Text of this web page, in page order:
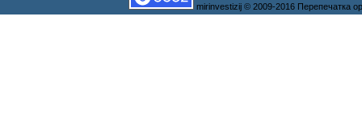
mirinvestizij © 2009-2016 Перепечатка